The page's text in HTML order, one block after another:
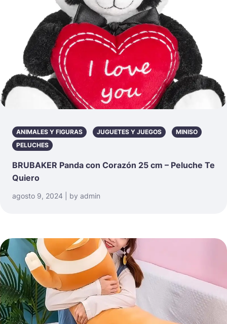
ANIMALES Y FIGURAS JUGUETES Y JUEGOS
MINISO
PELUCHES
BRUBAKER Panda con Corazón 25 cm – Peluche Te
Quiero
agosto 9, 2024 | by admin